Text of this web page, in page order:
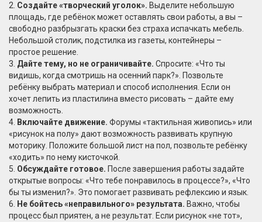
2. Создайте «творческий уголок». Выделите небольшую
площадь, где ребёнок может оставлять свои работы, а вы –
свободно разбрызгать краски без страха испачкать мебель.
Небольшой столик, подстилка из газеты, контейнеры –
простое решение.
3. Дайте тему, но не ограничивайте. Спросите: «Что ты
видишь, когда смотришь на осенний парк?». Позвольте
ребёнку выбрать материал и способ исполнения. Если он
хочет лепить из пластилина вместо рисовать – дайте ему
возможность.
4. Включайте движение. Форумы «тактильная живопись» или
«рисунок на полу» дают возможность развивать крупную
моторику. Положите большой лист на пол, позвольте ребёнку
«ходить» по нему кисточкой.
5. Обсуждайте готовое. После завершения работы задайте
открытые вопросы: «Что тебе понравилось в процессе?», «Что
бы ты изменил?». Это помогает развивать рефлексию и язык.
6.
Не бойтесь «неправильного» результата. Важно, чтобы
процесс был приятен, а не результат. Если рисунок «не тот»,